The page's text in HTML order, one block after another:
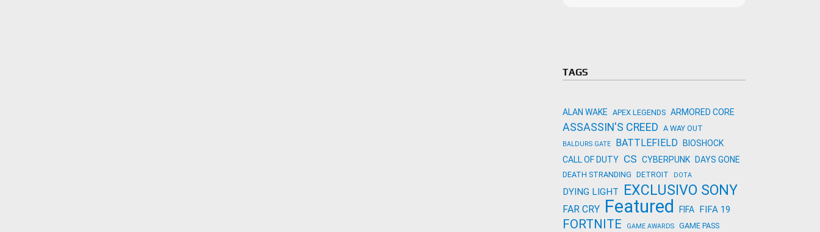
TAGS
ALAN WAKE APEX LEGENDS ARMORED CORE
ASSASSIN'S CREED A WAY OUT
BALDURS GATE BATTLEFIELD
BIOSHOCK
CALL OF DUTY CS CYBERPUNK DAYS GONE
DEATH STRANDING DETROIT DOTA
DYING LIGHT EXCLUSIVO SONY
FAR CRY Featured FIFA FIFA 19
FORTNITE GAME AWARDS
GAME PASS